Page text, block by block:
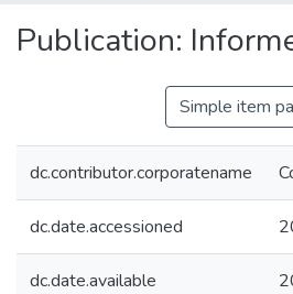
Publication:
Simple item
dc.contributor.corporatename
dc.date.accessioned
dc.date.available